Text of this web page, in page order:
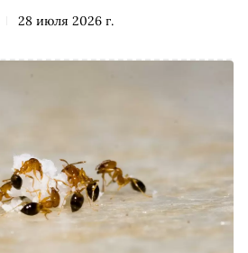
28 июля 2026 г.